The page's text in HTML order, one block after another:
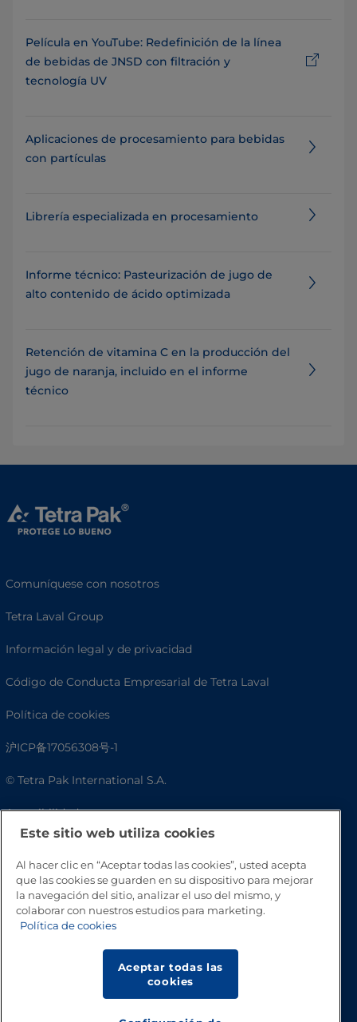
Película en YouTube: Redefinición de la línea
de bebidas de JNSD con filtración y
tecnología UV
Aplicaciones de procesamiento para bebidas
con partículas
Librería especializada en procesamiento
Informe técnico: Pasteurización de jugo de
alto contenido de ácido optimizada
Retención de vitamina C en la producción del
jugo de naranja, incluido en el informe
técnico
Comuníquese con nosotros
Tetra Laval Group
Información legal y de privacidad
Código de Conducta Empresarial de Tetra Laval
Política de cookies
沪ICP备17056308号-1
© Tetra Pak International S.A.
Accesibilidad
Este sitio web utiliza cookies
Al hacer clic en “Aceptar todas las cookies”, usted acepta
que las cookies se guarden en su dispositivo para mejorar
la navegación del sitio, analizar el uso del mismo, y
colaborar con nuestros estudios para marketing.
Política de cookies
Aceptar todas las
cookies